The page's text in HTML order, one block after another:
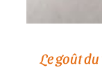
Le goût